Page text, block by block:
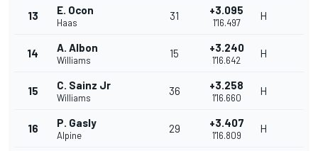
13 E. Ocon
Haas
31 +3.095
1'16.497
H
14 A. Albon
Williams
15 +3.240
1'16.642
H
15 C. Sainz Jr
Williams
36 +3.258
1'16.660
H
16 P. Gasly
Alpine
29 +3.407
1'16.809
H